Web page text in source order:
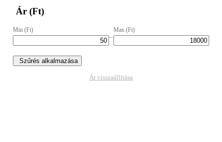
Ár (Ft)
Min (Ft)
–
Max (Ft)
Szűrés alkalmazása
Ár visszaállítása